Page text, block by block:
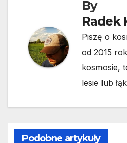
By
Radek
Piszę o
od 2015
kosmosie,
lesie lub
Podobne artykuły